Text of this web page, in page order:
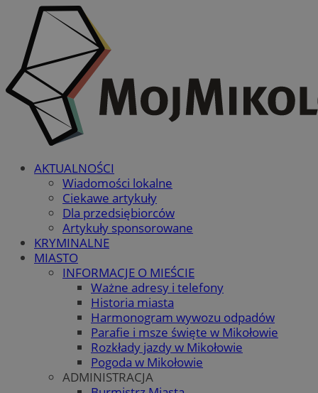
AKTUALNOŚCI
Wiadomości lokalne
Ciekawe artykuły
Dla przedsiębiorców
Artykuły sponsorowane
KRYMINALNE
MIASTO
INFORMACJE O MIEŚCIE
Ważne adresy i telefony
Historia miasta
Harmonogram wywozu odpadów
Parafie i msze święte w Mikołowie
Rozkłady jazdy w Mikołowie
Pogoda w Mikołowie
ADMINISTRACJA